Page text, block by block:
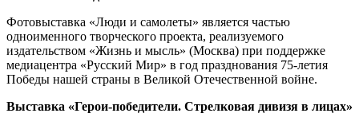
Фотовыставка «Люди и самолеты» является частью
одноименного творческого проекта, реализуемого
издательством «Жизнь и мысль» (Москва) при поддержке
медиацентра «Русский Мир» в год празднования 75-летия
Победы нашей страны в Великой Отечественной войне.
Выставка «Герои-победители. Стрелковая дивизя в лицах»